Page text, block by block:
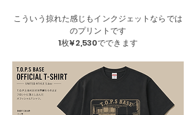
こういう掠れた感じもインクジェットならでは
のプリントです
1枚¥2,530でできます